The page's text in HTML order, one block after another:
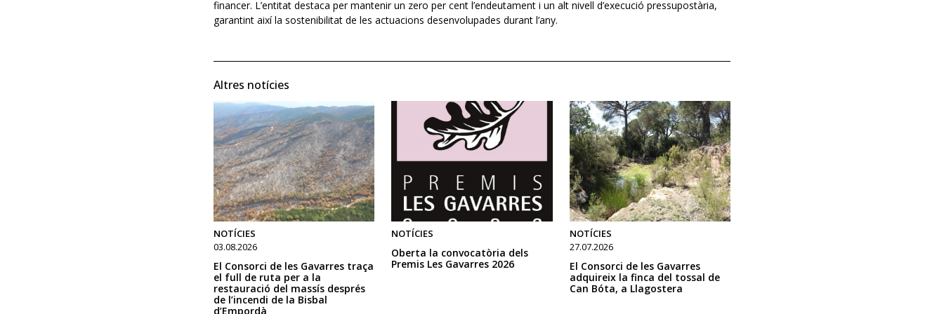
financer. L’entitat destaca per mantenir un zero per cent l’endeutament i un alt nivell d’execució pressupostària,
garantint així la sostenibilitat de les actuacions desenvolupades durant l’any.
Altres notícies
NOTÍCIES
03.08.2026
El Consorci de les Gavarres traça
el full de ruta per a la
restauració del massís després
de l’incendi de la Bisbal
d’Empordà
NOTÍCIES
Oberta la convocatòria dels
Premis Les Gavarres 2026
NOTÍCIES
27.07.2026
El Consorci de les Gavarres
adquireix la finca del tossal de
Can Bóta, a Llagostera